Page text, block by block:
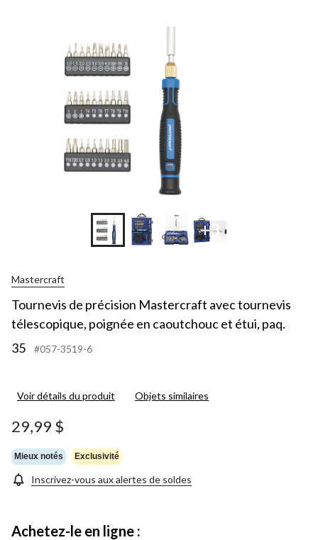
+3
Mastercraft
Tournevis de précision Mastercraft avec tournevis
télescopique, poignée en caoutchouc et étui, paq.
35
#057-3519-6
Voir détails du produit Objets similaires
29,99 $
Mieux notés Exclusivité
Inscrivez-vous aux alertes de soldes
Achetez-le en ligne :